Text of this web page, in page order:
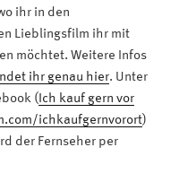
ihr in den
Lieblingsfilm ihr mit
möchtet. Weitere Infos
ihr genau hier. Unter
(Ich kauf gern vor
ichkaufgernvorort)
der Fernseher per